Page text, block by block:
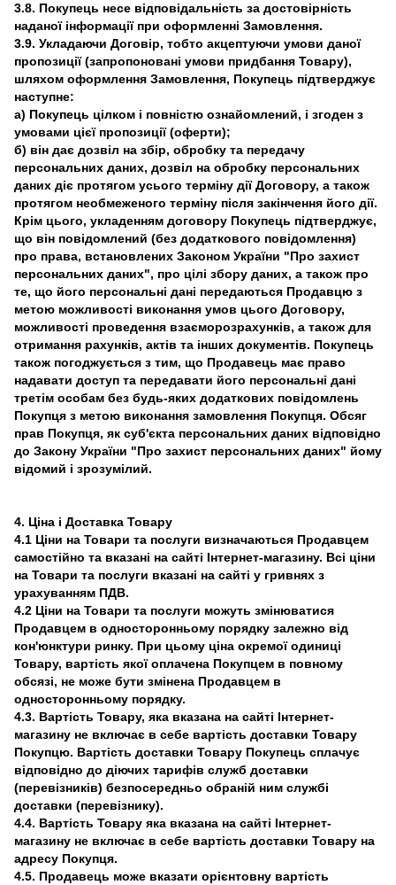
3.8. Покупець несе відповідальність за достовірність
наданої інформації при оформленні Замовлення.
3.9. Укладаючи Договір, тобто акцептуючи умови даної
пропозиції (запропоновані умови придбання Товару),
шляхом оформлення Замовлення, Покупець підтверджує
наступне:
а) Покупець цілком і повністю ознайомлений, і згоден з
умовами цієї пропозиції (оферти);
б) він дає дозвіл на збір, обробку та передачу
персональних даних, дозвіл на обробку персональних
даних діє протягом усього терміну дії Договору, а також
протягом необмеженого терміну після закінчення його дії.
Крім цього, укладенням договору Покупець підтверджує,
що він повідомлений (без додаткового повідомлення)
про права, встановлених Законом України "Про захист
персональних даних", про цілі збору даних, а також про
те, що його персональні дані передаються Продавцю з
метою можливості виконання умов цього Договору,
можливості проведення взаєморозрахунків, а також для
отримання рахунків, актів та інших документів. Покупець
також погоджується з тим, що Продавець має право
надавати доступ та передавати його персональні дані
третім особам без будь-яких додаткових повідомлень
Покупця з метою виконання замовлення Покупця. Обсяг
прав Покупця, як суб'єкта персональних даних відповідно
до Закону України "Про захист персональних даних" йому
відомий і зрозумілий.
4. Ціна і Доставка Товару
4.1 Ціни на Товари та послуги визначаються Продавцем
самостійно та вказані на сайті Інтернет-магазину. Всі ціни
на Товари та послуги вказані на сайті у гривнях з
урахуванням ПДВ.
4.2 Ціни на Товари та послуги можуть змінюватися
Продавцем в односторонньому порядку залежно від
кон'юнктури ринку. При цьому ціна окремої одиниці
Товару, вартість якої оплачена Покупцем в повному
обсязі, не може бути змінена Продавцем в
односторонньому порядку.
4.3. Вартість Товару, яка вказана на сайті Інтернет-
магазину не включає в себе вартість доставки Товару
Покупцю. Вартість доставки Товару Покупець сплачує
відповідно до діючих тарифів служб доставки
(перевізників) безпосередньо обраній ним службі
доставки (перевізнику).
4.4. Вартість Товару яка вказана на сайті Інтернет-
магазину не включає в себе вартість доставки Товару на
адресу Покупця.
4.5. Продавець може вказати орієнтовну вартість